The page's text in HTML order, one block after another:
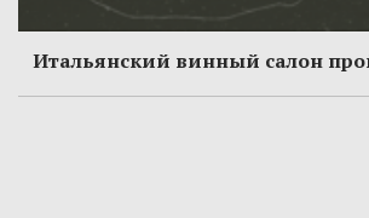
Итальянский винный салон